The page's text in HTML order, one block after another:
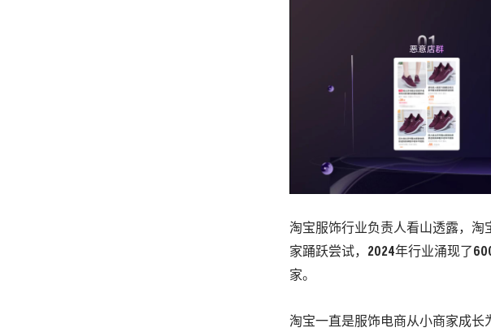
淘宝服饰行业负责人看山透露，淘
家踊跃尝试，2024年行业涌现了
家。
淘宝一直是服饰电商从小商家成长